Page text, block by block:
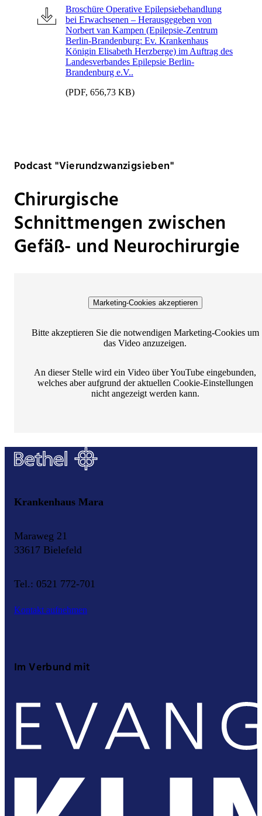
Broschüre Operative Epilepsiebehandlung
bei Erwachsenen – Herausgegeben von
Norbert van Kampen (Epilepsie-Zentrum
Berlin-Brandenburg: Ev. Krankenhaus
Königin Elisabeth Herzberge) im Auftrag des
Landesverbandes Epilepsie Berlin-
Brandenburg e.V..
(PDF, 656,73 KB)
Podcast "Vierundzwanzigsieben"
Chirurgische
Schnittmengen zwischen
Gefäß- und Neurochirurgie
An dieser Stelle wird ein Video über YouTube eingebunden,
welches aber aufgrund der aktuellen Cookie-Einstellungen
nicht angezeigt werden kann.
Bitte akzeptieren Sie die notwendigen Marketing-Cookies um
das Video anzuzeigen.
Marketing-Cookies akzeptieren
Krankenhaus Mara
Maraweg 21
33617 Bielefeld
Tel.: 0521 772-701
Kontakt aufnehmen
Im Verbund mit